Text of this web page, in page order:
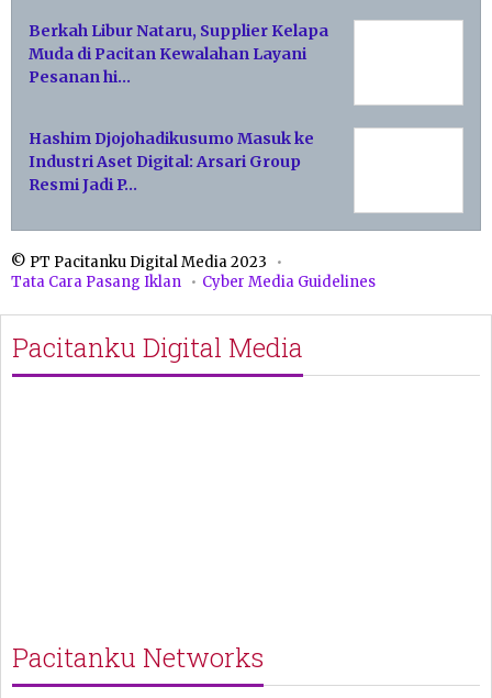
Berkah Libur Nataru, Supplier Kelapa
Muda di Pacitan Kewalahan Layani
Pesanan hi…
Hashim Djojohadikusumo Masuk ke
Industri Aset Digital: Arsari Group
Resmi Jadi P…
© PT Pacitanku Digital Media 2023
Tata Cara Pasang Iklan
Cyber Media Guidelines
Pacitanku Digital Media
Pacitanku Networks